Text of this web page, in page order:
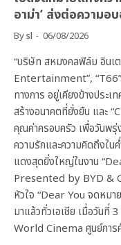
อาม่า’ ส่งต่อความ
Bysl 06/08/2026
“บริษัท สหมงคลฟิล์ม อินเ
Entertainment”, “T66”
ทางการ อยู่เคียงข้างประเ
สร้างอนาคตที่ยั่งยืน และ
คุณค่าครอบครัว เพื่อวันพ
ความรักและความคิดถึงใ
แดงสุดยิ่งใหญ่ในงาน
Presented by BYD &
หัวใจ “Dear You จดหมา
มาแล้วทั่วเอเชีย เมื่อวันที่
World Cinema ศูนย์การ